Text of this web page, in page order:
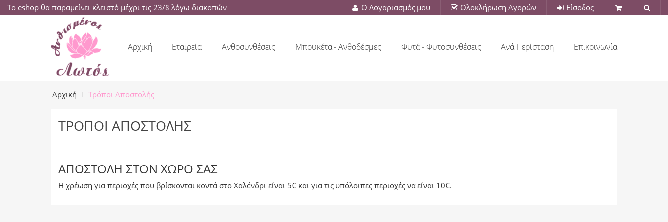
Το eshop θα παραμείνει κλειστό μέχρι τις 23/8 λόγω διακοπών Ο Λογαριασμός μου Ολοκλήρωση Αγορών Είσοδος
Αρχική Εταιρεία Ανθοσυνθέσεις Μπουκέτα - Ανθοδέσμες Φυτά - Φυτοσυνθέσεις Ανά Περίσταση Επικοινωνία
Αρχική Τρόποι Αποστολής
ΤΡΌΠΟΙ ΑΠΟΣΤΟΛΉΣ
ΑΠΟΣΤΟΛΉ ΣΤΟΝ ΧΏΡΟ ΣΑΣ
Η χρέωση για περιοχές που βρίσκονται κοντά στο Χαλάνδρι είναι 5€ και για τις υπόλοιπες περιοχές να είναι 10€.